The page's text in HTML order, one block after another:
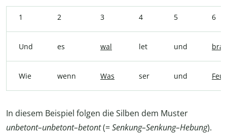
1 2 3 4 5 6
Und es wal let und
Wie wenn Was ser und Feu
In diesem Beispiel folgen die Silben dem Muster
unbetont–unbetont–betont(=Senkung–Senkung–Hebung).